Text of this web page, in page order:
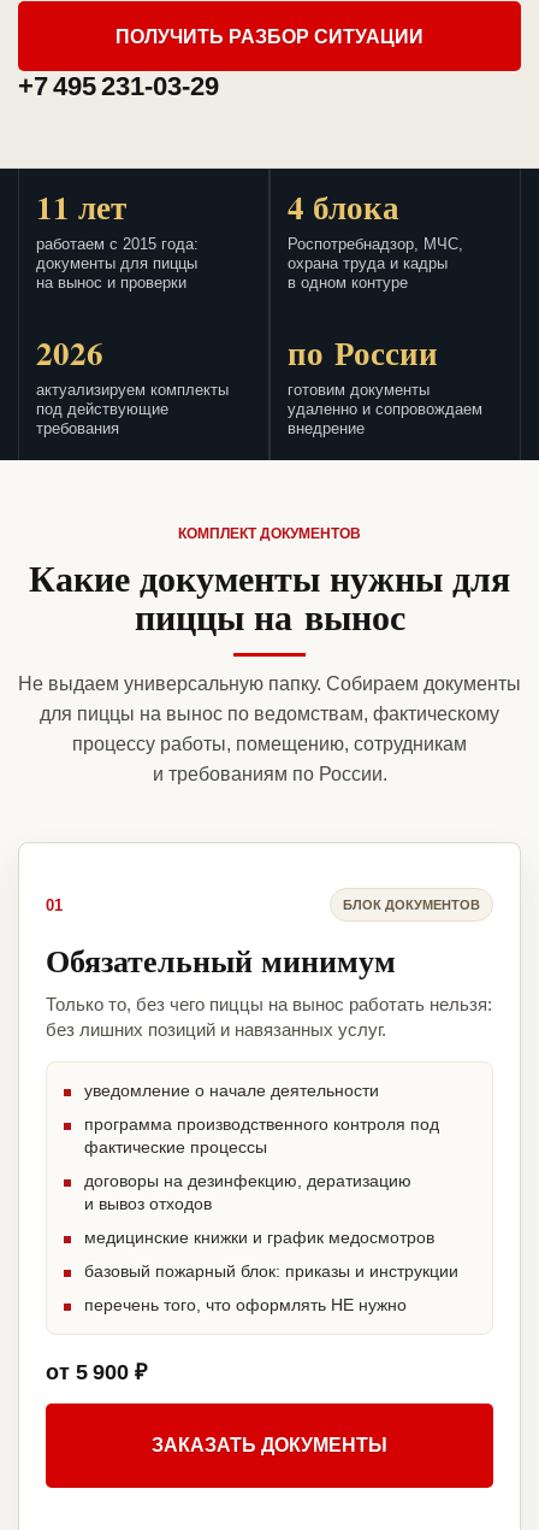
ПОЛУЧИТЬ РАЗБОР СИТУАЦИИ
+7 495 231-03-29
11 лет
работаем с 2015 года:
документы для пиццы
на вынос и проверки
4 блока
Роспотребнадзор, МЧС,
охрана труда и кадры
в одном контуре
2026
актуализируем комплекты
под действующие
требования
по России
готовим документы
удаленно и сопровождаем
внедрение
КОМПЛЕКТ ДОКУМЕНТОВ
Какие документы нужны для
пиццы на вынос
Не выдаем универсальную папку. Собираем документы
для пиццы на вынос по ведомствам, фактическому
процессу работы, помещению, сотрудникам
и требованиям по России.
01 БЛОК ДОКУМЕНТОВ
Обязательный минимум
Только то, без чего пиццы на вынос работать нельзя:
без лишних позиций и навязанных услуг.
уведомление о начале деятельности
программа производственного контроля под
фактические процессы
договоры на дезинфекцию, дератизацию
и вывоз отходов
медицинские книжки и график медосмотров
базовый пожарный блок: приказы и инструкции
перечень того, что оформлять НЕ нужно
от 5 900 ₽
ЗАКАЗАТЬ ДОКУМЕНТЫ